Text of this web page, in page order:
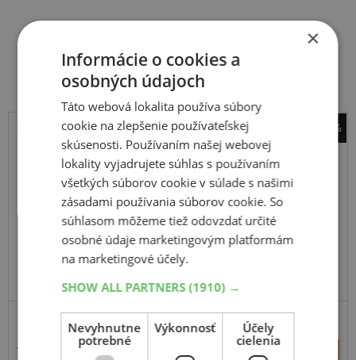
Súvisiace produkty
-31%
Kumho
Winter Portran CW51
225 65 R16 112/110R C
153,17 €
+
×
Informácie o cookies a
osobných údajoch
Táto webová lokalita používa súbory
cookie na zlepšenie používateľskej
skúsenosti. Používaním našej webovej
lokality vyjadrujete súhlas s používaním
všetkých súborov cookie v súlade s našimi
zásadami používania súborov cookie. So
súhlasom môžeme tiež odovzdať určité
osobné údaje marketingovým platformám
na marketingové účely.
SHOW ALL PARTNERS(1910) →
Nevyhnutne
potrebné
Výkonnosť
Účely
cielenia